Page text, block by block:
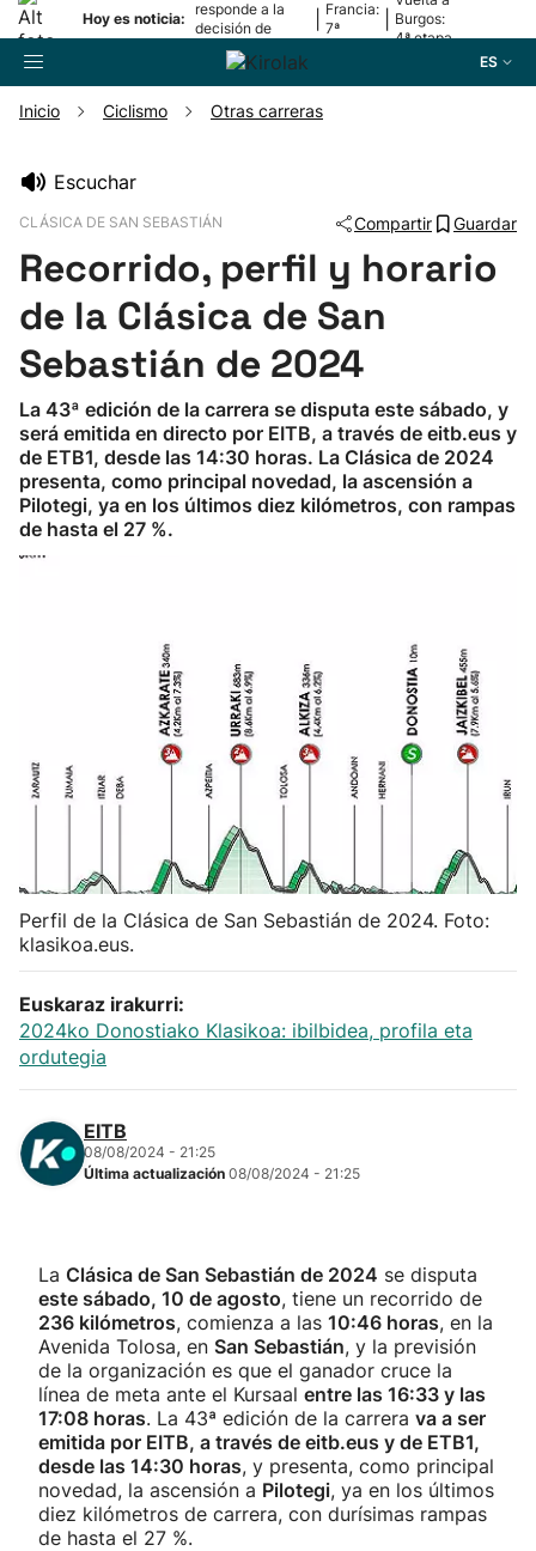
Hoy es noticia:
responde a la
decisión de
Oriamendi
Francia:
7ª
Burgos:
4ª etapa
ES
Pelota
Remo
Baloncesto
Ciclismo
Atletismo
Más deportes
"Helmuga"
Inicio Ciclismo Otras carreras
Escuchar
CLÁSICA DE SAN SEBASTIÁN Compartir Guardar
Recorrido, perfil y horario
de la Clásica de San
Sebastián de 2024
La 43ª edición de la carrera se disputa este sábado, y
será emitida en directo por EITB, a través de eitb.eus y
de ETB1, desde las 14:30 horas. La Clásica de 2024
presenta, como principal novedad, la ascensión a
Pilotegi, ya en los últimos diez kilómetros, con rampas
de hasta el 27 %.
Perfil de la Clásica de San Sebastián de 2024. Foto:
klasikoa.eus.
Euskaraz irakurri:
2024ko Donostiako Klasikoa: ibilbidea, profila eta
ordutegia
EITB
08/08/2024 - 21:25
Última actualización 08/08/2024 - 21:25
La Clásica de San Sebastián de 2024 se disputa
este sábado, 10 de agosto, tiene un recorrido de
236 kilómetros, comienza a las 10:46 horas, en la
Avenida Tolosa, en San Sebastián, y la previsión
de la organización es que el ganador cruce la
línea de meta ante el Kursaal entre las 16:33 y las
17:08 horas. La 43ª edición de la carrera va a ser
emitida por EITB, a través de eitb.eus y de ETB1,
desde las 14:30 horas, y presenta, como principal
novedad, la ascensión a Pilotegi, ya en los últimos
diez kilómetros de carrera, con durísimas rampas
de hasta el 27 %.